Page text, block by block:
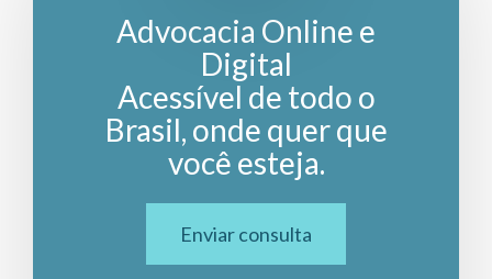
Advocacia Online e
Digital
Acessível de todo o
Brasil, onde quer que
você esteja.
Enviar consulta